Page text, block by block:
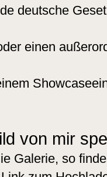
deutsche
einen
von mir
Galerie, so